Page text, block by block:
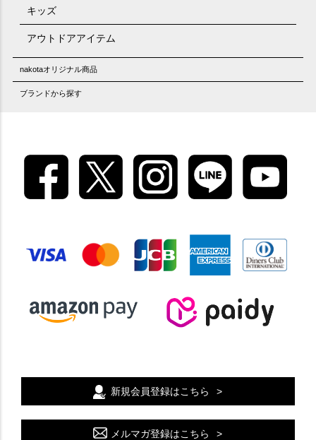
キッズ
アウトドアアイテム
nakotaオリジナル商品
ブランドから探す
新規会員登録はこちら
メルマガ登録はこちら